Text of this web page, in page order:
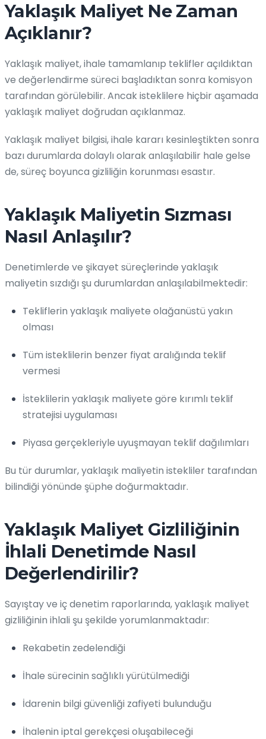
Yaklaşık Maliyet Ne Zaman
Açıklanır?
Yaklaşık maliyet, ihale tamamlanıp teklifler açıldıktan
ve değerlendirme süreci başladıktan sonra komisyon
tarafından görülebilir. Ancak isteklilere hiçbir aşamada
yaklaşık maliyet doğrudan açıklanmaz.
Yaklaşık maliyet bilgisi, ihale kararı kesinleştikten sonra
bazı durumlarda dolaylı olarak anlaşılabilir hale gelse
de, süreç boyunca gizliliğin korunması esastır.
Yaklaşık Maliyetin Sızması
Nasıl Anlaşılır?
Denetimlerde ve şikayet süreçlerinde yaklaşık
maliyetin sızdığı şu durumlardan anlaşılabilmektedir:
Tekliflerin yaklaşık maliyete olağanüstü yakın
olması
Tüm isteklilerin benzer fiyat aralığında teklif
vermesi
İsteklilerin yaklaşık maliyete göre kırımlı teklif
stratejisi uygulaması
Piyasa gerçekleriyle uyuşmayan teklif dağılımları
Bu tür durumlar, yaklaşık maliyetin istekliler tarafından
bilindiği yönünde şüphe doğurmaktadır.
Yaklaşık Maliyet Gizliliğinin
İhlali Denetimde Nasıl
Değerlendirilir?
Sayıştay ve iç denetim raporlarında, yaklaşık maliyet
gizliliğinin ihlali şu şekilde yorumlanmaktadır:
Rekabetin zedelendiği
İhale sürecinin sağlıklı yürütülmediği
İdarenin bilgi güvenliği zafiyeti bulunduğu
İhalenin iptal gerekçesi oluşabileceği